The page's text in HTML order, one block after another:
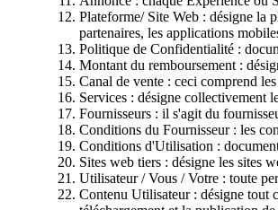
Plateforme/ Site Web : désigne la
partenaires, les applications
Politique de Confidentialité :
Montant du remboursement :
Canal de vente : ceci comprend
Services : désigne collectivement
Fournisseurs : il s'agit du
Conditions du Fournisseur : les
Conditions d'Utilisation :
Sites web tiers : désigne les sites
Utilisateur / Vous / Votre : toute
Contenu Utilisateur : désigne tout